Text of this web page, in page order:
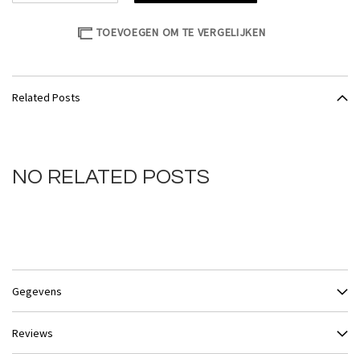
TOEVOEGEN OM TE VERGELIJKEN
Related Posts
NO RELATED POSTS
Gegevens
Reviews